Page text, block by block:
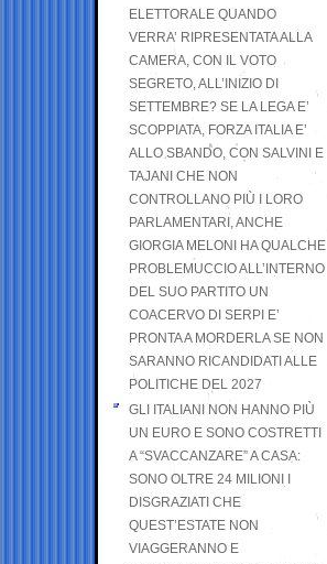
ELETTORALE QUANDO
VERRA’ RIPRESENTATA ALLA
CAMERA, CON IL VOTO
SEGRETO, ALL’INIZIO DI
SETTEMBRE? SE LA LEGA E’
SCOPPIATA, FORZA ITALIA E’
ALLO SBANDO, CON SALVINI E
TAJANI CHE NON
CONTROLLANO PIÙ I LORO
PARLAMENTARI, ANCHE
GIORGIA MELONI HA QUALCHE
PROBLEMUCCIO ALL’INTERNO
DEL SUO PARTITO UN
COACERVO DI SERPI E’
PRONTA A MORDERLA SE NON
SARANNO RICANDIDATI ALLE
POLITICHE DEL 2027
GLI ITALIANI NON HANNO PIÙ
UN EURO E SONO COSTRETTI
A “SVACCANZARE” A CASA:
SONO OLTRE 24 MILIONI I
DISGRAZIATI CHE
QUEST’ESTATE NON
VIAGGERANNO E